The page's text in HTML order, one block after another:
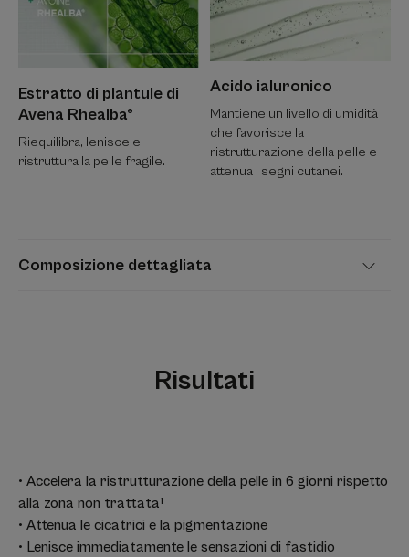
Composizione dettagliata
Estratto di plantule di
Avena Rhealba®
Riequilibra, lenisce e
ristruttura la pelle fragile.
Acido ialuronico
Mantiene un livello di umidità
che favorisce la
ristrutturazione della pelle e
attenua i segni cutanei.
Risultati
• Accelera la ristrutturazione della pelle in 6 giorni rispetto
alla zona non trattata¹
• Attenua le cicatrici e la pigmentazione
• Lenisce immediatamente le sensazioni di fastidio